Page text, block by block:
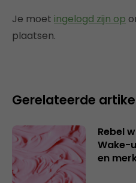
Je moet ingelogd zijn op
plaatsen.
Gerelateerde
Rebel
Wake-
en